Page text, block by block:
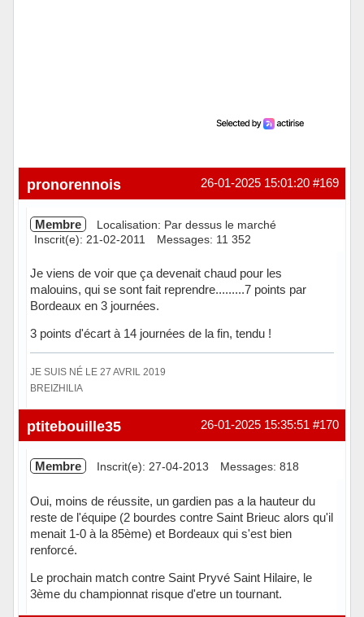
#169
26-01-2025 15:01:20
pronorennois
Membre
Localisation: Par dessus le marché
Inscrit(e): 21-02-2011
Messages: 11 352
Je viens de voir que ça devenait chaud pour les
malouins, qui se sont fait reprendre.........7 points par
Bordeaux en 3 journées.
3 points d'écart à 14 journées de la fin, tendu !
JE SUIS NÉ LE 27 AVRIL 2019
BREIZHILIA
Hors ligne #170
26-01-2025 15:35:51
ptitebouille35
Membre Inscrit(e): 27-04-2013 Messages: 818
Oui, moins de réussite, un gardien pas a la hauteur du
reste de l'équipe (2 bourdes contre Saint Brieuc alors qu'il
menait 1-0 à la 85ème) et Bordeaux qui s'est bien
renforcé.
Le prochain match contre Saint Pryvé Saint Hilaire, le
3ème du championnat risque d'etre un tournant.